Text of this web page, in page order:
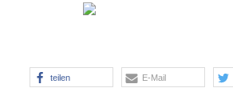
teilen E-Mail